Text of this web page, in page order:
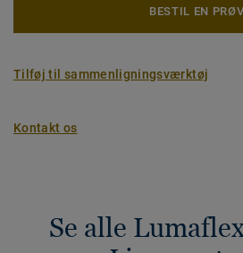
BESTIL EN
Tilføj til sammenligningsværktøj
Kontakt os
Se alle